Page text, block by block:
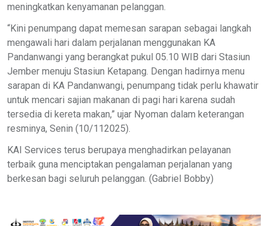
meningkatkan kenyamanan pelanggan.
“Kini penumpang dapat memesan sarapan sebagai langkah
mengawali hari dalam perjalanan menggunakan KA
Pandanwangi yang berangkat pukul 05.10 WIB dari Stasiun
Jember menuju Stasiun Ketapang. Dengan hadirnya menu
sarapan di KA Pandanwangi, penumpang tidak perlu khawatir
untuk mencari sajian makanan di pagi hari karena sudah
tersedia di kereta makan,” ujar Nyoman dalam keterangan
resminya, Senin (10/112025).
KAI Services terus berupaya menghadirkan pelayanan
terbaik guna menciptakan pengalaman perjalanan yang
berkesan bagi seluruh pelanggan. (Gabriel Bobby)